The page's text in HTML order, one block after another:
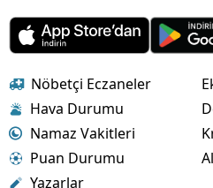
Nöbetçi Eczaneler
Hava Durumu
Namaz Vakitleri
Puan Durumu
Yazarlar